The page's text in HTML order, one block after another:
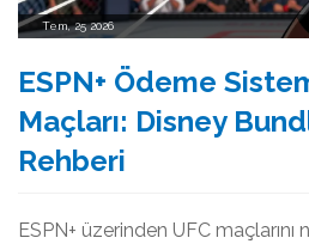
Tem, 25 2026
ESPN+ Ödeme
Maçları: Disney
Rehberi
ESPN+ üzerinden UFC maçlarını